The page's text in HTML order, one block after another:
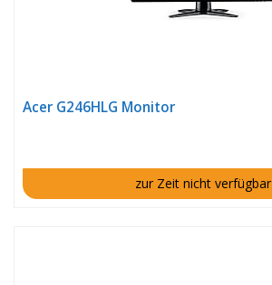
Acer G246HLG Monitor
zur Zeit nicht verfügbar